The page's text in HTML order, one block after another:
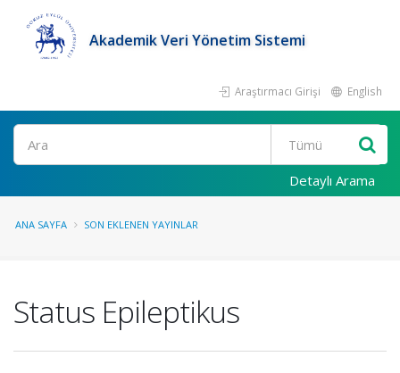
Akademik Veri Yönetim Sistemi
Araştırmacı Girişi English
Ara
Detaylı Arama
ANA SAYFA SON EKLENEN YAYINLAR
Status Epileptikus